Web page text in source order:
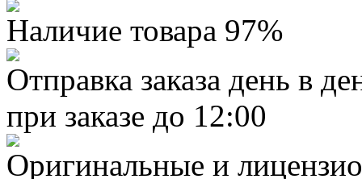
Наличие товара 97%
Отправка заказа день в
при заказе до 12:00
Оригинальные и